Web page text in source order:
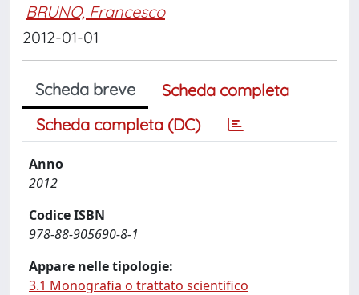
BRUNO, Francesco
2012-01-01
Scheda breve
Scheda completa
Scheda completa (DC)
Anno
2012
Codice ISBN
978-88-905690-8-1
Appare nelle tipologie:
3.1 Monografia o trattato scientifico